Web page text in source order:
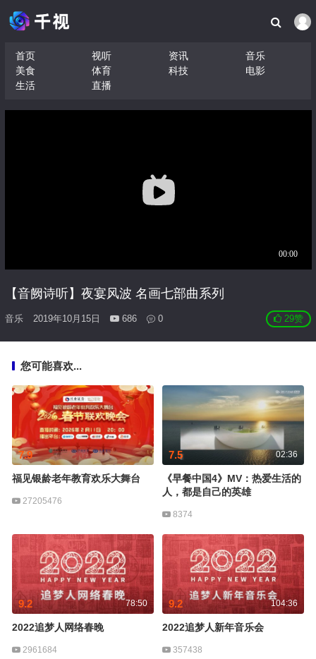
首页 视听 资讯
音乐
美食
体育 科技
电影
生活
直播
【音阙诗听】夜宴风波 名画七部曲系列
音乐 2019年10月15日 686 0 29赞
您可能喜欢...
7.9
福见银龄老年教育欢乐大舞台
27205476
02:36
7.5
《早餐中国4》MV：热爱生活的
人，都是自己的英雄
8374
78:50
9.2
2022追梦人网络春晚
2961684
104:36
9.2
2022追梦人新年音乐会
357438